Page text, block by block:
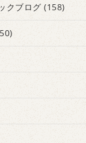
クブログ (158)